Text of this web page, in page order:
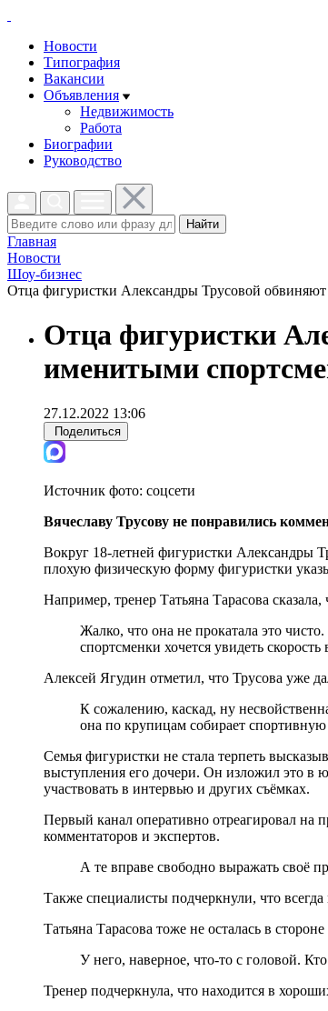
Новости
Типография
Вакансии
Объявления
Недвижимость
Работа
Биографии
Руководство
Найти
Главная
Новости
Шоу-бизнес
Отца фигуристки Александры Трусовой
Отца фигуристки
именитыми
27.12.2022 13:06
Поделиться
Источник фото: соцсети
Вячеславу Трусову не понравились
Вокруг 18-летней фигуристки Александры
плохую физическую форму фигуристки
Например, тренер Татьяна Тарасова сказала,
Жалко, что она не прокатала это
спортсменки хочется увидеть
Алексей Ягудин отметил, что Трусова уже
К сожалению, каскад, ну
она по крупицам собирает
Семья фигуристки не стала терпеть
выступления его дочери. Он изложил это в
участвовать в интервью и других съёмках.
Первый канал оперативно отреагировал на
комментаторов и экспертов.
А те вправе свободно выражать своё
Также специалисты подчеркнули, что
Татьяна Тарасова тоже не осталась в
У него, наверное, что-то с головой.
Тренер подчеркнула, что находится в